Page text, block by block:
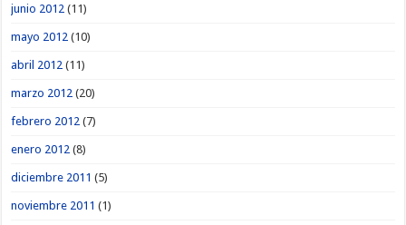
junio 2012 (11)
mayo 2012 (10)
abril 2012 (11)
marzo 2012 (20)
febrero 2012 (7)
enero 2012 (8)
diciembre 2011 (5)
noviembre 2011 (1)